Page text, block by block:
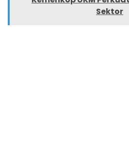
Sektor